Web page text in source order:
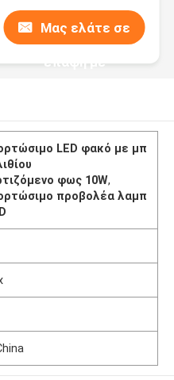
Μας ελάτε σε
επαφή με
LED φακό με μπ
φως 10W,
προβολέα λαμπ